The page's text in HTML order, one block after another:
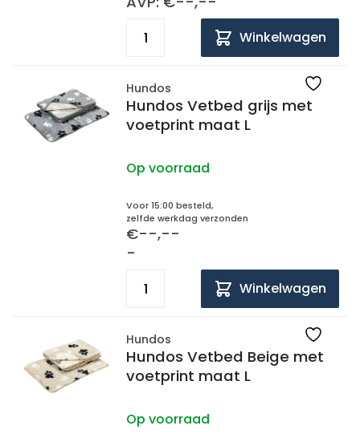
Winkelwagen
Hundos
Hundos Vetbed grijs met
voetprint maat L
Op voorraad
Voor 15:00 besteld,
zelfde werkdag verzonden
€--,--
-
Winkelwagen
Hundos
Hundos Vetbed Beige met
voetprint maat L
Op voorraad